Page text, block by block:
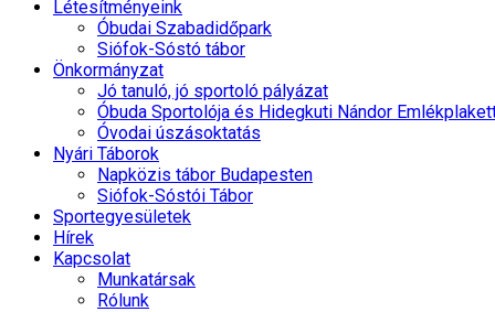
Létesítményeink
Óbudai Szabadidőpark
Siófok-Sóstó tábor
Önkormányzat
Jó tanuló, jó sportoló pályázat
Óbuda Sportolója és Hidegkuti Nándor
Óvodai úszásoktatás
Nyári Táborok
Napközis tábor Budapesten
Siófok-Sóstói Tábor
Sportegyesületek
Hírek
Kapcsolat
Munkatársak
Rólunk